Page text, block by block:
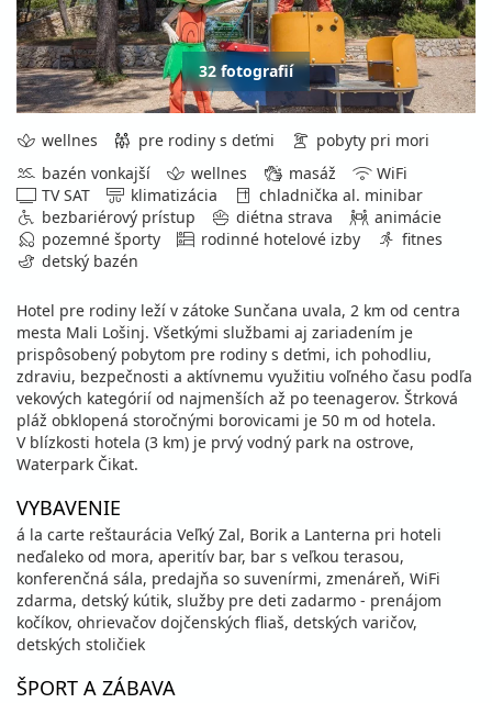
32 fotografií
wellnes pre rodiny s deťmi
pobyty pri mori
bazén vonkajší
wellnes masáž
WiFi
TV SAT
klimatizácia
chladnička al. minibar
bezbariérový prístup
diétna strava
animácie
pozemné športy
rodinné hotelové izby
fitnes
detský bazén
Hotel pre rodiny leží v zátoke Sunčana uvala, 2 km od centra
mesta Mali Lošinj. Všetkými službami aj zariadením je
prispôsobený pobytom pre rodiny s deťmi, ich pohodliu,
zdraviu, bezpečnosti a aktívnemu využitiu voľného času podľa
vekových kategórií od najmenších až po teenagerov. Štrková
pláž obklopená storočnými borovicami je 50 m od hotela.
V blízkosti hotela (3 km) je prvý vodný park na ostrove,
Waterpark Čikat.
VYBAVENIE
á la carte reštaurácia Veľký Zal, Borik a Lanterna pri hoteli
neďaleko od mora, aperitív bar, bar s veľkou terasou,
konferenčná sála, predajňa so suvenírmi, zmenáreň, WiFi
zdarma, detský kútik, služby pre deti zadarmo - prenájom
kočíkov, ohrievačov dojčenských fliaš, detských varičov,
detských stoličiek
ŠPORT A ZÁBAVA